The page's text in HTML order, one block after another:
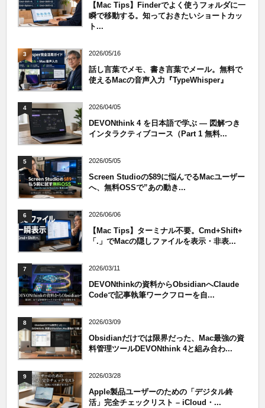
【Mac Tips】Finderでよく使うフォルダに一
瞬で移動する。知っておきたいショートカッ
ト...
3 2026/05/16
話し言葉でメモ、書き言葉でメール。無料で
使えるMacの音声入力『TypeWhisper』
4 2026/04/05
DEVONthink 4 を日本語で学ぶ — 図解つき
インタラクティブコース（Part 1 無料...
5 2026/05/05
Screen Studioの$89に悩んでるMacユーザー
へ、無料OSSで”あの動き...
6 2026/06/06
【Mac Tips】ターミナル不要。Cmd+Shift+
「.」でMacの隠しファイルを表示・非表...
7 2026/03/11
DEVONthinkの資料からObsidianへClaude
Codeで記事執筆ワークフローを自...
8 2026/03/09
Obsidianだけでは限界だった、Mac最強の資
料管理ツールDEVONthink 4と組み合わ...
9 2026/03/28
Apple製品ユーザーのための「デジタル終
活」完全チェックリスト – iCloud・...